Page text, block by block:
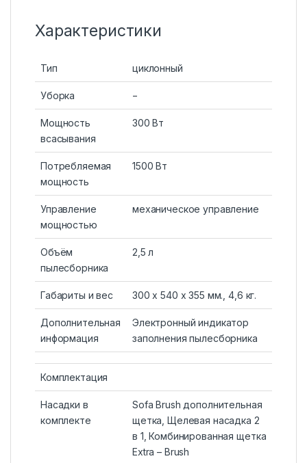
Характеристики
Тип циклонный
Уборка −
Мощность
всасывания
300 Вт
Потребляемая
мощность
1500 Вт
Управление
мощностью
механическое управление
Объём
пылесборника
2,5 л
Габариты и вес 300 x 540 x 355 мм., 4,6 кг.
Дополнительная
информация
Электронный индикатор
заполнения пылесборника
Комплектация
Насадки в
комплекте
Sofa Brush дополнительная
щетка, Щелевая насадка 2
в 1, Комбинированная щетка
Extra – Brush